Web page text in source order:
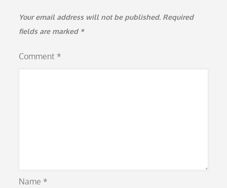
Your email address will not be published. Required
fields are marked *
Comment *
Name *